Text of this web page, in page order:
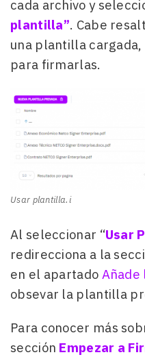
cada archivo y
plantilla”. Cabe
una plantilla
para firmarlas.
Usar plantilla.i
Al seleccionar “Usar
redirecciona a la
en el apartado Añade
obsevar la plantilla
Para conocer más
sección Empezar a